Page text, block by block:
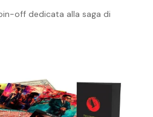
off dedicata alla saga di